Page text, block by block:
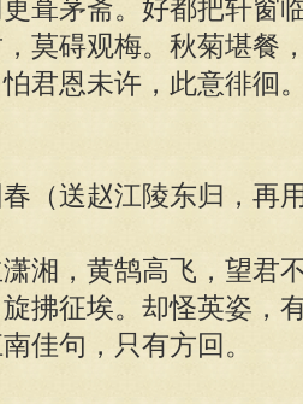
葺茅斋。好都把轩窗
莫碍观梅。秋菊堪餐
君恩未许，此意徘徊
（送赵江陵东归，再
湘，黄鹄高飞，望君
拂征埃。却怪英姿，
佳句，只有方回。